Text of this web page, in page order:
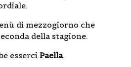
di mezzogiorno che
della stagione.
esserci Paella.